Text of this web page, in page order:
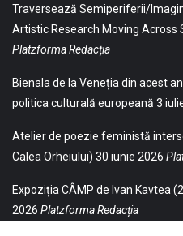
Traversează Semiperiferii/
Artistic Research Moving Across
Platzforma Redacția
Bienala de la Veneția din acest
politica culturală europeană 3
Atelier de poezie feministă
Calea Orheiului) 30 iunie 2026
Expoziția CÂMP de Ivan Kavtea
2026 Platzforma Redacția